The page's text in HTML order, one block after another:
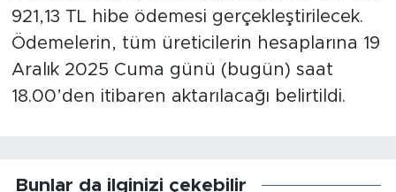
921,13 TL hibe ödemesi gerçekleştirilecek.
Ödemelerin, tüm üreticilerin hesaplarına 19
Aralık 2025 Cuma günü (bugün) saat
18.00’den itibaren aktarılacağı belirtildi.
Bunlar da ilginizi çekebilir